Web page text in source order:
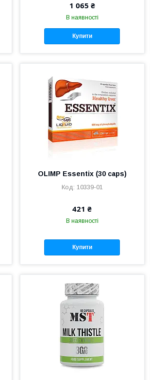
1 065 ₴
В наявності
Купити
OLIMP Essentix (30 caps)
10339-01
421 ₴
В наявності
Купити